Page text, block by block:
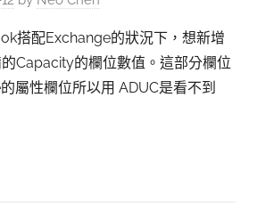
搭配Exchange的狀況下，想新增
Capacity的欄位數值。這部分欄位
屬性欄位所以用 ADUC是看不到